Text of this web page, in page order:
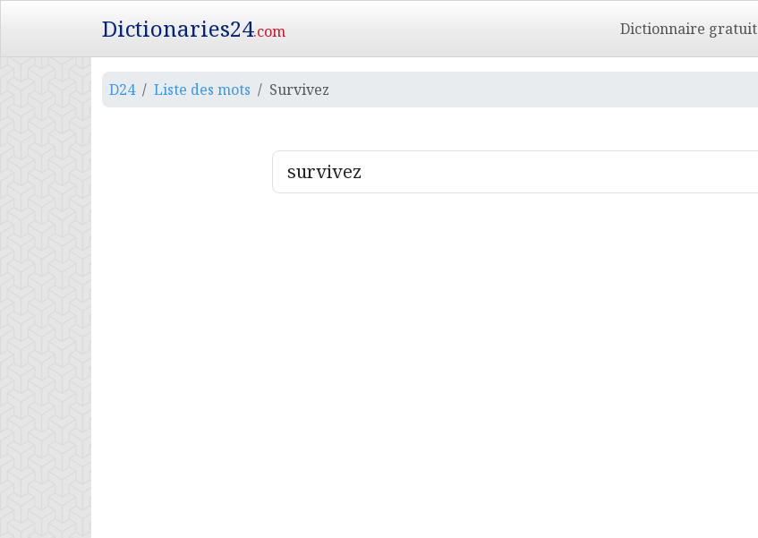
Dictionaries24.com Dictionnaire gratuit
D24 Liste des mots Survivez